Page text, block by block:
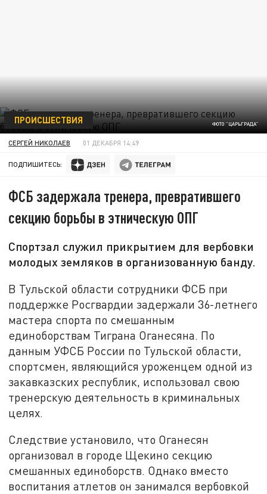
ФОТО "ЦАРЬГРАДА"
ПРОИСШЕСТВИЯ
СЕРГЕЙ НИКОЛАЕВ 01 ДЕКАБРЯ 14:49
ПОДПИШИТЕСЬ:
ФСБ задержала тренера, превратившего
секцию борьбы в этническую ОПГ
Спортзал служил прикрытием для вербовки
молодых земляков в организованную банду.
В Тульской области сотрудники ФСБ при
поддержке Росгвардии задержали 36-летнего
мастера спорта по смешанным
единоборствам Тиграна Оганесяна. По
данным УФСБ России по Тульской области,
спортсмен, являющийся уроженцем одной из
закавказских республик, использовал свою
тренерскую деятельность в криминальных
целях.
Следствие установило, что Оганесян
организовал в городе Щекино секцию
смешанных единоборств. Однако вместо
воспитания атлетов он занимался вербовкой